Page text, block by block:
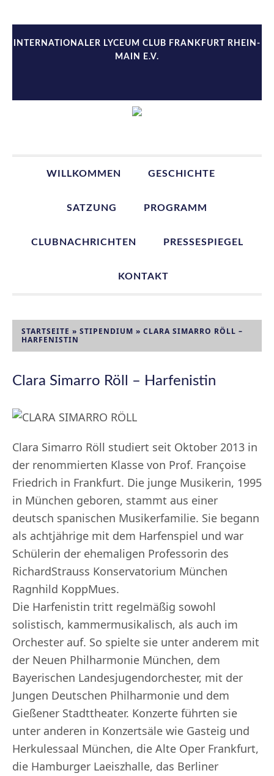
Hauptnavigation
springen
Inhalt
springen
Seitenspalte
springen
Fußzeile
springen
INTERNATIONALER LYCEUM CLUB FRANKFURT RHEIN-
MAIN E.V.
WILLKOMMEN GESCHICHTE
SATZUNG PROGRAMM
CLUBNACHRICHTEN PRESSESPIEGEL
KONTAKT
STARTSEITE » STIPENDIUM » CLARA SIMARRO RÖLL –
HARFENISTIN
Clara Simarro Röll – Harfenistin
Clara Simarro Röll studiert seit Oktober 2013 in
der renommierten Klasse von Prof. Françoise
Friedrich in Frankfurt. Die junge Musikerin, 1995
in München geboren, stammt aus einer
deutsch­ spanischen Musikerfamilie. Sie begann
als achtjährige mit dem Harfenspiel und war
Schülerin der ehemaligen Professorin des
Richard­Strauss Konservatorium München
Ragnhild Kopp­Mues.
Die Harfenistin tritt regelmäßig sowohl
solistisch, kammermusikalisch, als auch im
Orchester auf. So spielte sie unter anderem mit
der Neuen Philharmonie München, dem
Bayerischen Landesjugendorchester, mit der
Jungen Deutschen Philharmonie und dem
Gießener Stadttheater. Konzerte führten sie
unter anderen in Konzertsäle wie Gasteig und
Herkulessaal München, die Alte Oper Frankfurt,
die Hamburger Laeiszhalle, das Berliner